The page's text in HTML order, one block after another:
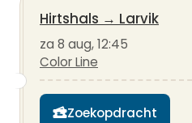
Hirtshals → Larvik
za 8 aug, 12:45
Color Line
Zoekopdracht